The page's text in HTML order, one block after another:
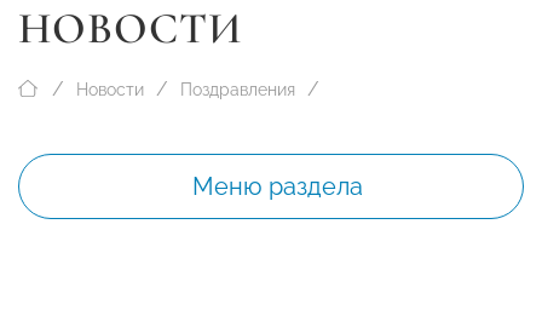
НОВОСТИ
Новости Поздравления
Меню раздела